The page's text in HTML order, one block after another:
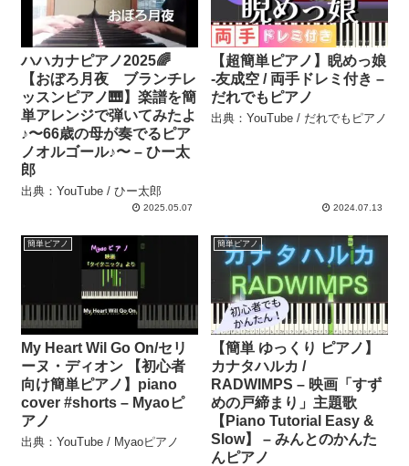
ハハカナピアノ2025🌈
【おぼろ月夜 ブランチレ
ッスンピアノ🎹】楽譜を簡
単アレンジで弾いてみたよ
♪〜66歳の母が奏でるピア
ノオルゴール♪〜 – ひー太
郎
出典：YouTube / ひー太郎
2025.05.07
【超簡単ピアノ】睨めっ娘
-友成空 / 両手ドレミ付き –
だれでもピアノ
出典：YouTube / だれでもピアノ
2024.07.13
簡単ピアノ
My Heart Wil Go On/セリ
ーヌ・ディオン 【初心者
向け簡単ピアノ】piano
cover #shorts – Myaoピ
アノ
出典：YouTube / Myaoピアノ
簡単ピアノ
【簡単 ゆっくり ピアノ】
カナタハルカ /
RADWIMPS – 映画「すず
めの戸締まり」主題歌
【Piano Tutorial Easy &
Slow】 – みんとのかんた
んピアノ